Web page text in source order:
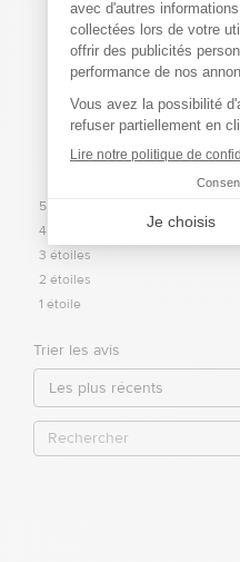
5 /5
Basé sur 2 avis soumis à un
Voir tous les avis sur ce site
5
4
3 étoiles
2 étoiles
1 étoile
Trier les avis